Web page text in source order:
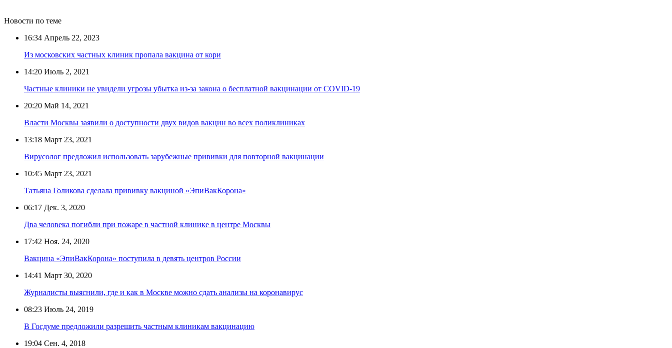
Новости по теме
16:34 Апрель 22, 2023
Из московских частных клиник пропала вакцина от кори
14:20 Июль 2, 2021
Частные клиники не увидели угрозы убытка из-за закона о бесплатной вакцинации от COVID-19
20:20 Май 14, 2021
Власти Москвы заявили о доступности двух видов вакцин во всех поликлиниках
13:18 Март 23, 2021
Вирусолог предложил использовать зарубежные прививки для повторной вакцинации
10:45 Март 23, 2021
Татьяна Голикова сделала прививку вакциной «ЭпиВакКорона»
06:17 Дек. 3, 2020
Два человека погибли при пожаре в частной клинике в центре Москвы
17:42 Ноя. 24, 2020
Вакцина «ЭпиВакКорона» поступила в девять центров России
14:41 Март 30, 2020
Журналисты выяснили, где и как в Москве можно сдать анализы на коронавирус
08:23 Июль 24, 2019
В Госдуме предложили разрешить частным клиникам вакцинацию
19:04 Сен. 4, 2018